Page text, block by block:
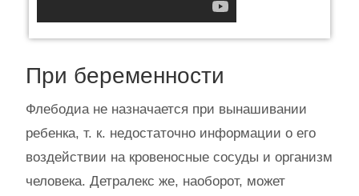
При беременности
Флебодиа не назначается при вынашивании
ребенка, т. к. недостаточно информации о его
воздействии на кровеносные сосуды и организм
человека. Детралекс же, наоборот, может